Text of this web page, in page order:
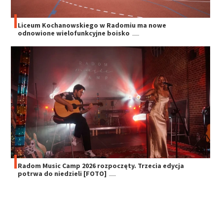
Liceum Kochanowskiego w Radomiu ma nowe
odnowione wielofunkcyjne boisko
Radom Music Camp 2026 rozpoczęty. Trzecia edycja
potrwa do niedzieli [FOTO]